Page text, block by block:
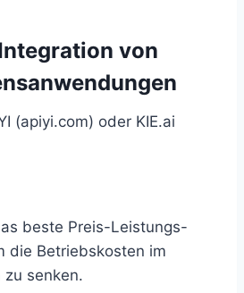
von
(apiyi.com) oder KIE.ai
beste Preis-Leistungs-
die Betriebskosten im
zu senken.